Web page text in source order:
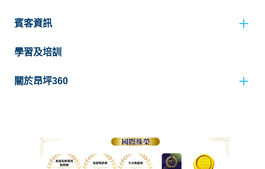
賓客資訊
學習及培訓
關於昂坪360